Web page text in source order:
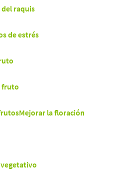
raquis
de estrés
fruto
Mejorar la floración